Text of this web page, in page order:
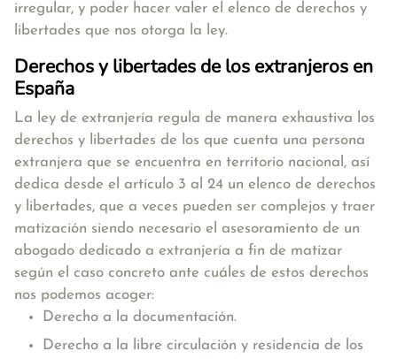
irregular, y poder hacer valer el elenco de derechos y
libertades que nos otorga la ley.
Derechos y libertades de los extranjeros en
España
La ley de extranjería regula de manera exhaustiva los
derechos y libertades de los que cuenta una persona
extranjera que se encuentra en territorio nacional , así
dedica desde el artículo 3 al 24 un elenco de derechos
y libertades, que a veces pueden ser complejos y traer
matización siendo necesario el asesoramiento de un
abogado dedicado a extranjería a fin de matizar
según el caso concreto ante cuáles de estos derechos
nos podemos acoger:
Derecho a la documentación.
Derecho a la libre circulación y residencia de los